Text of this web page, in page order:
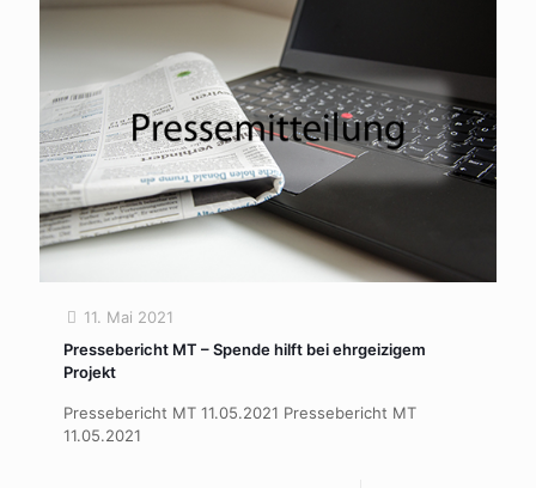
11. Mai 2021
Pressebericht MT – Spende hilft bei ehrgeizigem
Projekt
Pressebericht MT 11.05.2021 Pressebericht MT
11.05.2021